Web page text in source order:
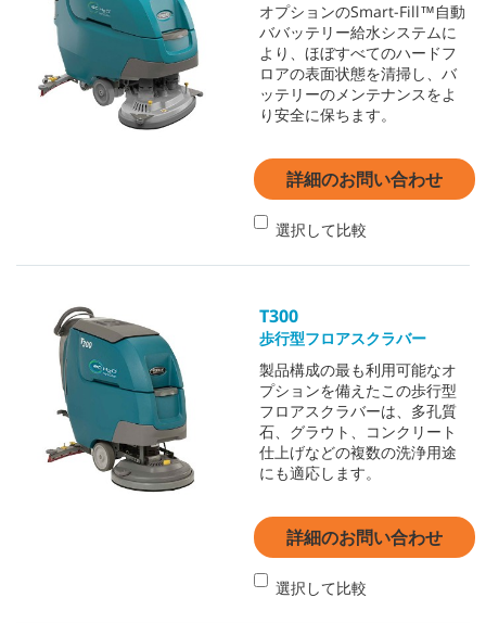
オプションのSmart-Fill™自動
ババッテリー給水システムに
より、ほぼすべてのハードフ
ロアの表面状態を清掃し、バ
ッテリーのメンテナンスをよ
り安全に保ちます。
詳細のお問い合わせ
選択して比較
T300
歩行型フロアスクラバー
製品構成の最も利用可能なオ
プションを備えたこの歩行型
フロアスクラバーは、多孔質
石、グラウト、コンクリート
仕上げなどの複数の洗浄用途
にも適応します。
詳細のお問い合わせ
選択して比較